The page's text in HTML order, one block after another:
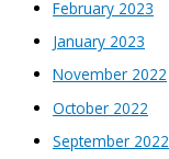
February 2023
January 2023
November 2022
October 2022
September 2022